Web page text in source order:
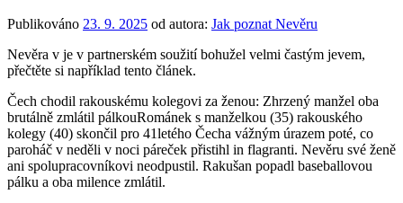
Publikováno 23. 9. 2025 od autora: Jak poznat Nevěru
Nevěra v je v partnerském soužití bohužel velmi častým jevem,
přečtěte si například tento článek.
Čech chodil rakouskému kolegovi za ženou: Zhrzený manžel oba
brutálně zmlátil pálkouRománek s manželkou (35) rakouského
kolegy (40) skončil pro 41letého Čecha vážným úrazem poté, co
paroháč v neděli v noci páreček přistihl in flagranti. Nevěru své ženě
ani spolupracovníkovi neodpustil. Rakušan popadl baseballovou
pálku a oba milence zmlátil.